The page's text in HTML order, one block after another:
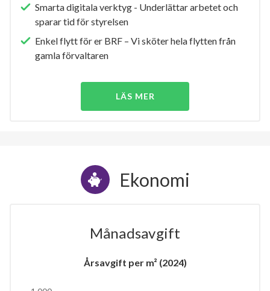
Smarta digitala verktyg - Underlättar arbetet och
sparar tid för styrelsen
Enkel flytt för er BRF – Vi sköter hela flytten från
gamla förvaltaren
LÄS MER
Ekonomi
Månadsavgift
Årsavgift per m² (2024)